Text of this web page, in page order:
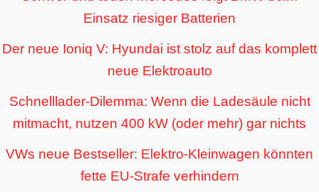
Einsatz riesiger Batterien
Der neue Ioniq V: Hyundai ist stolz auf das komplett
neue Elektroauto
Schnelllader-Dilemma: Wenn die Ladesäule nicht
mitmacht, nutzen 400 kW (oder mehr) gar nichts
VWs neue Bestseller: Elektro-Kleinwagen könnten
fette EU-Strafe verhindern